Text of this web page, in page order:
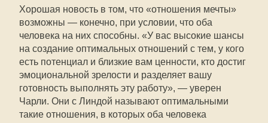
Хорошая новость в том, что «отношения мечты»
возможны — конечно, при условии, что оба
человека на них способны. «У вас высокие шансы
на создание оптимальных отношений с тем, у кого
есть потенциал и близкие вам ценности, кто достиг
эмоциональной зрелости и разделяет вашу
готовность выполнять эту работу», — уверен
Чарли. Они с Линдой называют оптимальными
такие отношения, в которых оба человека